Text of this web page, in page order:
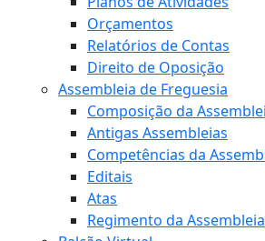
Orçamentos
Relatórios de Contas
Direito de Oposição
Assembleia de Freguesia
Composição da
Antigas Assembleias
Competências da
Editais
Atas
Regimento da Assembleia